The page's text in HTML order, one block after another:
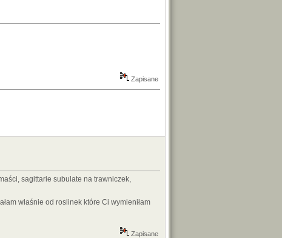
Zapisane
sagittarie subulate na trawniczek,
właśnie od roslinek które Ci wymieniłam
Zapisane